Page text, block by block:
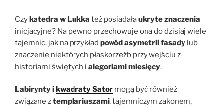
Czykatedra w Lukka też posiadałaukryte znaczenia
inicjacyjne? Na pewno przechowuje ona do dzisiaj wiele
tajemnic, jak na przykład powód asymetrii fasady lub
znaczenie niektórych płaskorzeźb przy wejściu z
historiami świętych i alegoriami miesięcy.
Labirynty ikwadraty Sator mogą być również
związane ztemplariuszami, tajemniczym zakonem,